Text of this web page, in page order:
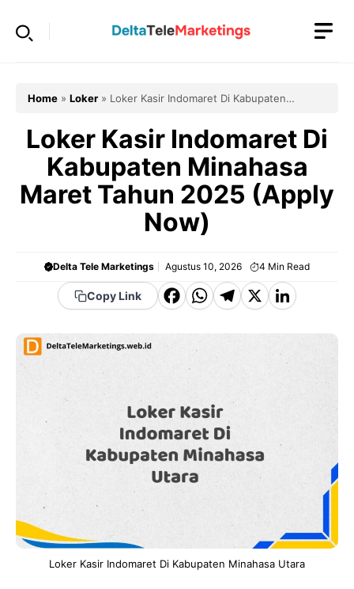
Home » Loker » Loker Kasir Indomaret Di Kabupaten
Loker Kasir Indomaret Di
Kabupaten Minahasa
Maret Tahun 2025 (Apply
Now)
Delta Tele Marketings Agustus 10, 2026 4 Min Read
Copy Link
F
e
o
o
k
W
a
t
s
A
p
p
T
g
a
m
X Li
k
e
Loker Kasir Indomaret Di Kabupaten Minahasa Utara